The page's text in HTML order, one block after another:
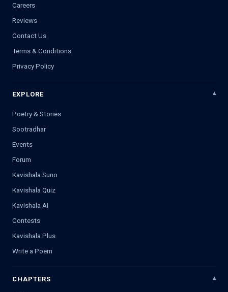
Careers
Reviews
Contact Us
Terms & Conditions
Privacy Policy
EXPLORE
Poetry & Stories
Sootradhar
Events
Forum
Kavishala Suno
Kavishala Quiz
Kavishala AI
Contests
Kavishala Plus
Write a Poem
CHAPTERS